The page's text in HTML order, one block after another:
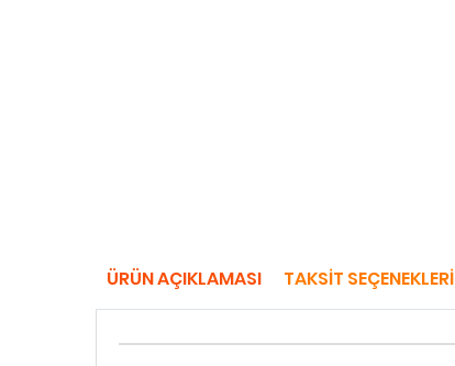
ÜRÜN AÇIKLAMASI TAKSIT SEÇENEKLERI